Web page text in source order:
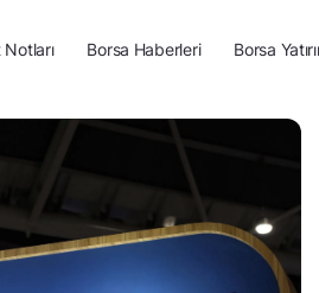
Notları Borsa Haberleri Borsa